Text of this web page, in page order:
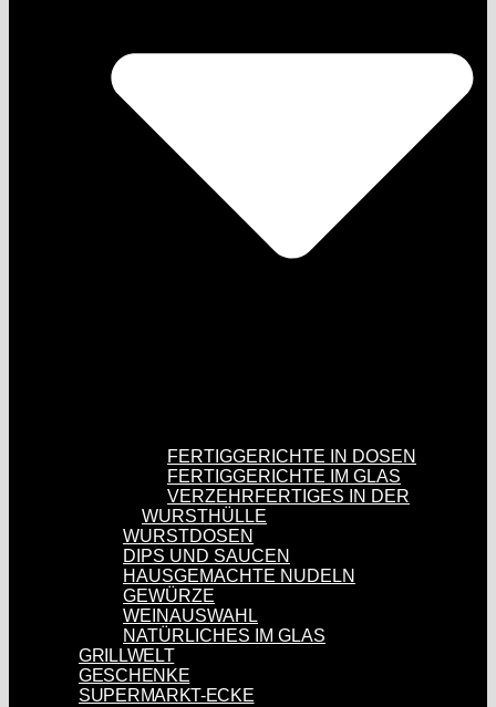
FERTIGGERICHTE IN DOSEN
FERTIGGERICHTE IM GLAS
VERZEHRFERTIGES IN DER
WURSTHÜLLE
WURSTDOSEN
DIPS UND SAUCEN
HAUSGEMACHTE NUDELN
GEWÜRZE
WEINAUSWAHL
NATÜRLICHES IM GLAS
GRILLWELT
GESCHENKE
SUPERMARKT-ECKE